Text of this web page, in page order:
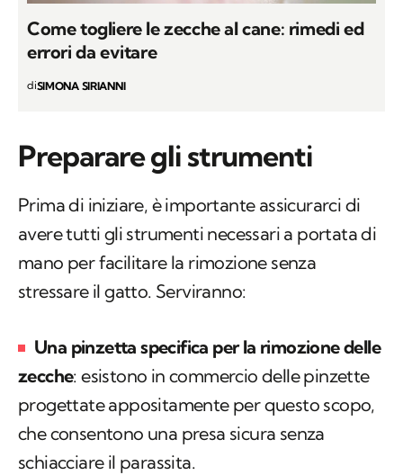
Come togliere le zecche al cane: rimedi ed
errori da evitare
diSIMONA SIRIANNI
Preparare gli strumenti
Prima di iniziare, è importante assicurarci di
avere tutti gli strumenti necessari a portata di
mano per facilitare la rimozione senza
stressare il gatto. Serviranno:
Una pinzetta specifica per la rimozione delle
zecche: esistono in commercio delle pinzette
progettate appositamente per questo scopo,
che consentono una presa sicura senza
schiacciare il parassita.